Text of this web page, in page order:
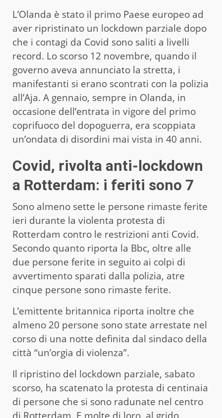
L’Olanda è stato il primo Paese europeo ad
aver ripristinato un lockdown parziale dopo
che i contagi da Covid sono saliti a livelli
record. Lo scorso 12 novembre, quando il
governo aveva annunciato la stretta, i
manifestanti si erano scontrati con la polizia
all’Aja. A gennaio, sempre in Olanda, in
occasione dell’entrata in vigore del primo
coprifuoco del dopoguerra, era scoppiata
un’ondata di disordini mai vista in 40 anni.
Covid, rivolta anti-lockdown
a Rotterdam: i feriti sono 7
Sono almeno sette le persone rimaste ferite
ieri durante la violenta protesta di
Rotterdam contro le restrizioni anti Covid.
Secondo quanto riporta la Bbc, oltre alle
due persone ferite in seguito ai colpi di
avvertimento sparati dalla polizia, atre
cinque persone sono rimaste ferite.
L’emittente britannica riporta inoltre che
almeno 20 persone sono state arrestate nel
corso di una notte definita dal sindaco della
città “un’orgia di violenza”.
Il ripristino del lockdown parziale, sabato
scorso, ha scatenato la protesta di centinaia
di persone che si sono radunate nel centro
di Rotterdam. E molte di loro, al grido